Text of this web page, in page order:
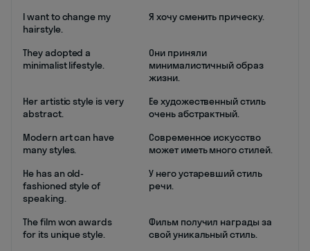
I want to change my
hairstyle.
Я хочу сменить прическу.
They adopted a
minimalist lifestyle.
Они приняли
минималистичный образ
жизни.
Her artistic style is very
abstract.
Ее художественный стиль
очень абстрактный.
Modern art can have
many styles.
Современное искусство
может иметь много стилей.
He has an old-
fashioned style of
speaking.
У него устаревший стиль
речи.
The film won awards
for its unique style.
Фильм получил награды за
свой уникальный стиль.